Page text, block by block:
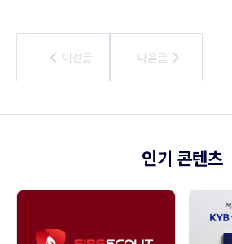
이전글
이전글 다음글
다음글
인기 콘텐츠